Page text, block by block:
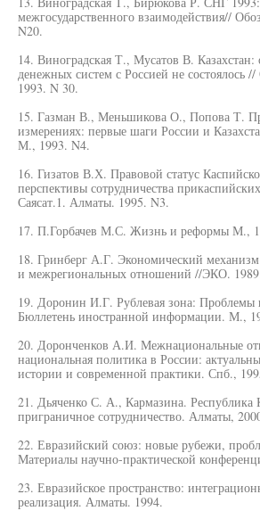
межгосударственного взаимодействия//
N20.
14. Виноградская Т., Мусатов В. Казахстан:
денежных систем с Россией не состоялось
1993. N 30.
15. Газман В., Меньшикова О., Попова Т.
измерениях: первые шаги России и
М., 1993. N4.
16. Гизатов В.Х. Правовой статус
перспективы сотрудничества
Саясат.1. Алматы. 1995. N3.
17. П.Горбачев М.С. Жизнь и реформы М.,
18. Гринберг А.Г. Экономический
и межрегиональных отношений //ЭКО.
19. Доронин И.Г. Рублевая зона: Проблемы
Бюллетень иностранной информации. М.,
20. Доронченков А.И. Межнациональные
национальная политика в России:
истории и современной практики. Спб.,
21. Дьяченко С. А., Кармазина. Республика
приграничное сотрудничество. Алматы,
22. Евразийский союз: новые рубежи,
Материалы научно-практической
23. Евразийское пространство:
реализация. Алматы. 1994.